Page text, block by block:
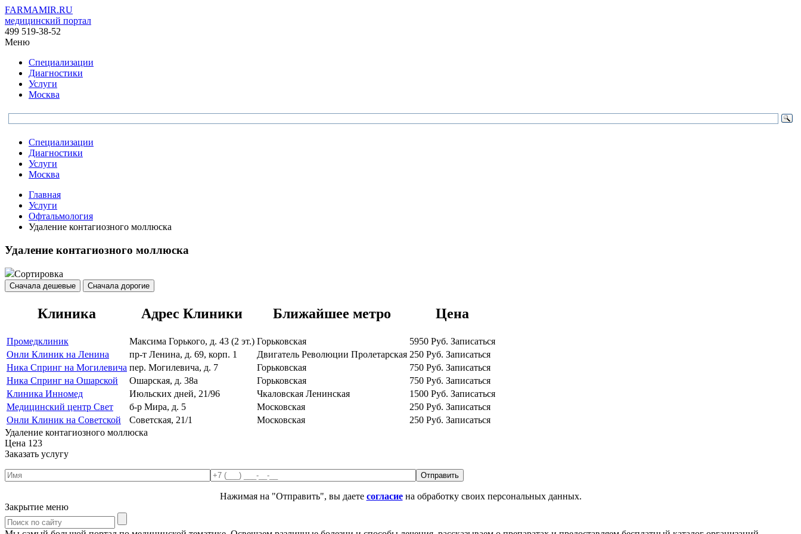
FARMAMIR.RU
медицинский портал
499 519-38-52
Меню
Специализации
Диагностики
Услуги
Москва
Специализации
Диагностики
Услуги
Москва
Главная
Услуги
Офтальмология
Удаление контагиозного моллюска
Удаление контагиозного моллюска
Сортировка
Сначала дешевые Сначала дорогие
Клиника Адрес Клиники Ближайшее метро Цена
Промедклиник Максима Горького, д. 43 (2 эт.) Горьковская 5950 Руб. Записаться
Онли Клиник на Ленина
пр-т Ленина, д. 69, корп. 1 Двигатель Революции Пролетарская 250 Руб. Записаться
Ника Спринг на Могилевича пер. Могилевича, д. 7 Горьковская 750 Руб. Записаться
Ника Спринг на Ошарской
Ошарская, д. 38а Горьковская 750 Руб. Записаться
Клиника Инномед
Июльских дней, 21/96 Чкаловская Ленинская 1500 Руб. Записаться
Медицинский центр Свет
б-р Мира, д. 5 Московская 250 Руб. Записаться
Онли Клиник на Советской
Советская, 21/1 Московская 250 Руб. Записаться
Удаление контагиозного моллюска
Цена 123
Заказать услугу
Нажимая на "Отправить", вы даете согласиена обработку своих персональных данных.
Закрытие меню